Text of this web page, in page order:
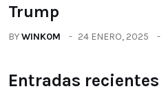
Trump
BYWINK0M 24 ENERO, 2025
Entradas recientes